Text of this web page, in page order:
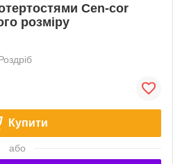
Cen-cor
розміру
Купити
або